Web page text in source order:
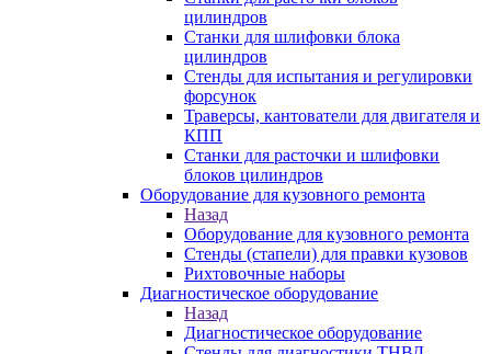
цилиндров
Станки для шлифовки блока
цилиндров
Стенды для испытания и регулировки
форсунок
Траверсы, кантователи для двигателя и
КПП
Станки для расточки и шлифовки
блоков цилиндров
Оборудование для кузовного ремонта
Назад
Оборудование для кузовного ремонта
Стенды (стапели) для правки кузовов
Рихтовочные наборы
Диагностическое оборудование
Назад
Диагностическое оборудование